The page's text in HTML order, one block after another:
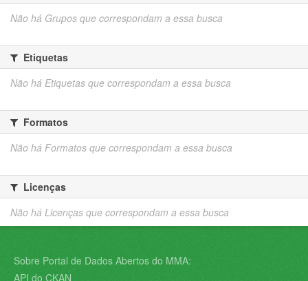
Não há Grupos que correspondam a essa busca
Etiquetas
Não há Etiquetas que correspondam a essa busca
Formatos
Não há Formatos que correspondam a essa busca
Licenças
Não há Licenças que correspondam a essa busca
Sobre Portal de Dados Abertos do MMA:
API do CKAN